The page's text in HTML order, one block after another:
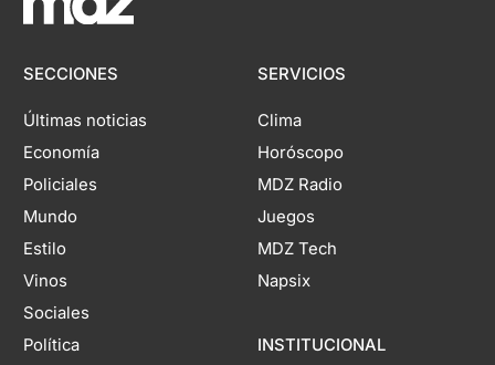
SECCIONES
Últimas noticias
Economía
Policiales
Mundo
Estilo
Vinos
Sociales
Política
SERVICIOS
Clima
Horóscopo
MDZ Radio
Juegos
MDZ Tech
Napsix
INSTITUCIONAL